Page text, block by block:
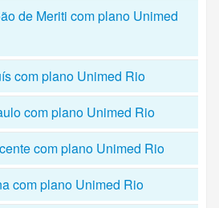
de Meriti com plano Unimed
com plano Unimed Rio
com plano Unimed Rio
com plano Unimed Rio
com plano Unimed Rio